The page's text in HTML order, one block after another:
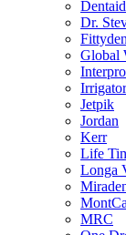
Dentaid
Dr.
Global
Irrigator
Jetpik
Jordan
Kerr
Life
Longa
MRC